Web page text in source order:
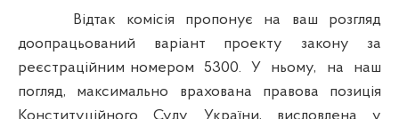
Відтак комісія пропонує на ваш розгляд
доопрацьований варіант проекту закону за
реєстраційним номером 5300. У ньому, на наш
погляд, максимально врахована правова позиція
Конституційного Суду України, висловлена у